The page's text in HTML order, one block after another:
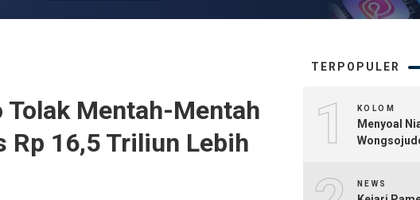
Tolak Mentah-Mentah
Rp 16,5 Triliun Lebih
TERPOPULER
1 KOLOM
Menyoal
NEWS